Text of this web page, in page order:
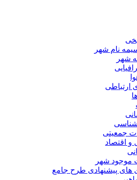
نام شهر
شهر
ارتباطی
جمعیتی
و اقتصاد
موجود شهر
های پیشنهادی طرح جامع